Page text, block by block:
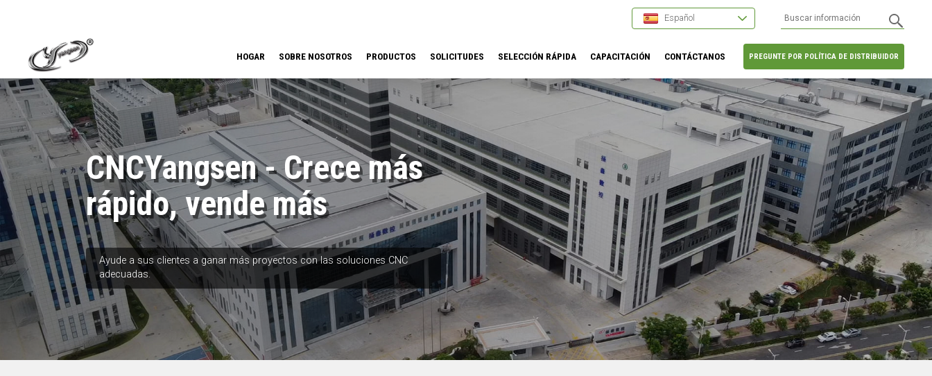
Español
PREGUNTE POR POLÍTICA DE DISTRIBUIDOR
HOGAR SOBRE NOSOTROS PRODUCTOS SOLICITUDES SELECCIÓN RÁPIDA CAPACITACIÓN CONTÁCTANOS
CNCYangsen - Crece más
rápido, vende más
Ayude a sus clientes a ganar más proyectos con las soluciones CNC
adecuadas.